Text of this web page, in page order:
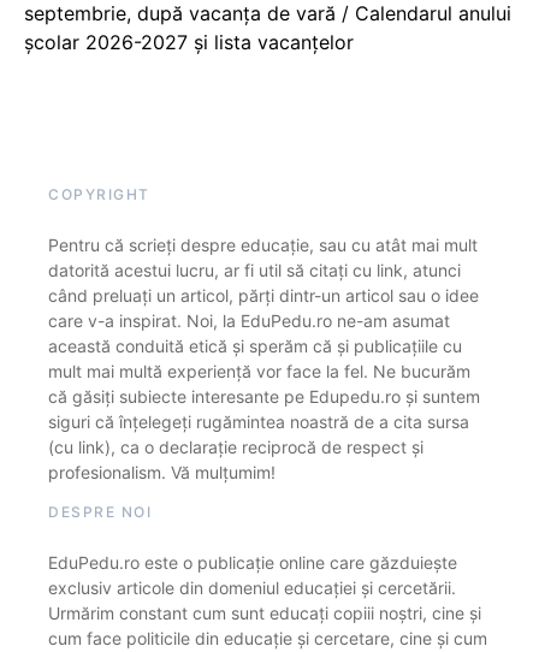
septembrie, după vacanța de vară / Calendarul anului
școlar 2026-2027 și lista vacanțelor
COPYRIGHT
Pentru că scrieți despre educație, sau cu atât mai mult
datorită acestui lucru, ar fi util să citați cu link, atunci
când preluați un articol, părți dintr-un articol sau o idee
care v-a inspirat. Noi, la EduPedu.ro ne-am asumat
această conduită etică și sperăm că și publicațiile cu
mult mai multă experiență vor face la fel. Ne bucurăm
că găsiți subiecte interesante pe Edupedu.ro și suntem
siguri că înțelegeți rugămintea noastră de a cita sursa
(cu link), ca o declarație reciprocă de respect și
profesionalism. Vă mulțumim!
DESPRE NOI
EduPedu.ro este o publicație online care găzduiește
exclusiv articole din domeniul educației și cercetării.
Urmărim constant cum sunt educați copiii noștri, cine și
cum face politicile din educație și cercetare, cine și cum